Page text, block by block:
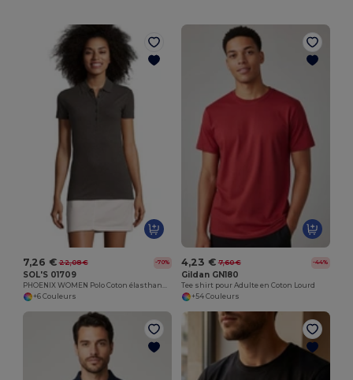
7,26 € 22,08 € -70%
SOL'S 01709
+6 Couleurs
4,23 € 7,60 € -44%
Gildan GN180
Tee shirt pour Adulte en Coton Lourd
+54 Couleurs